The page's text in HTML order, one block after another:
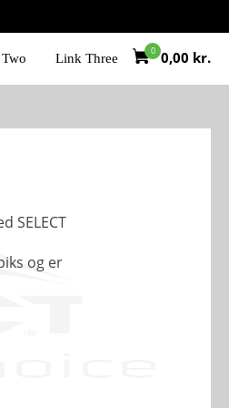
Link Three 0,00 kr.
SELECT
og er